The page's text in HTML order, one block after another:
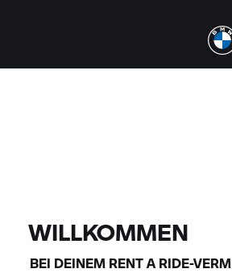
WILLKOMMEN
BEI DEINEM RENT A RIDE-